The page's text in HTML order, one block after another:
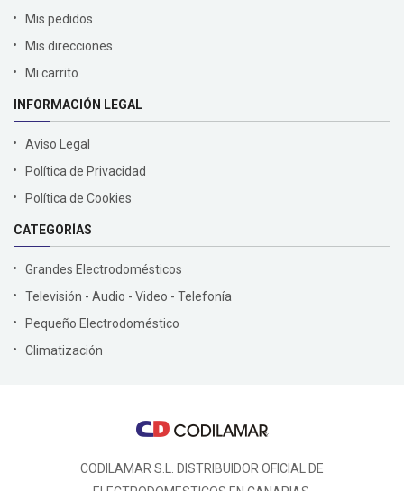
Mis pedidos
Mis direcciones
Mi carrito
INFORMACIÓN LEGAL
Aviso Legal
Política de Privacidad
Política de Cookies
CATEGORÍAS
Grandes Electrodomésticos
Televisión - Audio - Video - Telefonía
Pequeño Electrodoméstico
Climatización
CODILAMAR S.L. DISTRIBUIDOR OFICIAL DE